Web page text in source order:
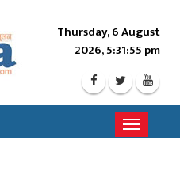
Thursday, 6 August
2026, 5:31:57 pm
Toggle